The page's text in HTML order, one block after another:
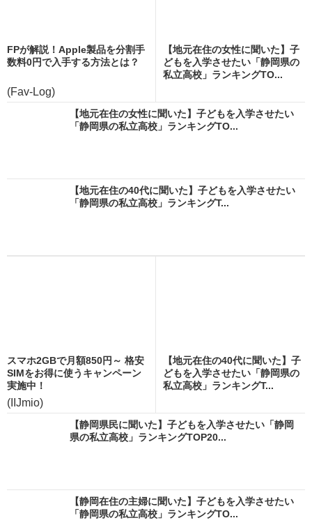
FPが解説！Apple製品を分割手
数料0円で入手する方法とは？
(Fav-Log)
【地元在住の女性に聞いた】子
どもを入学させたい「静岡県の
私立高校」ランキングTO...
【地元在住の女性に聞いた】子どもを入学させたい
「静岡県の私立高校」ランキングTO...
【地元在住の40代に聞いた】子どもを入学させたい
「静岡県の私立高校」ランキングT...
スマホ2GBで月額850円～ 格安
SIMをお得に使うキャンペーン
実施中！
(IIJmio)
【地元在住の40代に聞いた】子
どもを入学させたい「静岡県の
私立高校」ランキングT...
【静岡県民に聞いた】子どもを入学させたい「静岡
県の私立高校」ランキングTOP20...
【静岡在住の主婦に聞いた】子どもを入学させたい
「静岡県の私立高校」ランキングTO...